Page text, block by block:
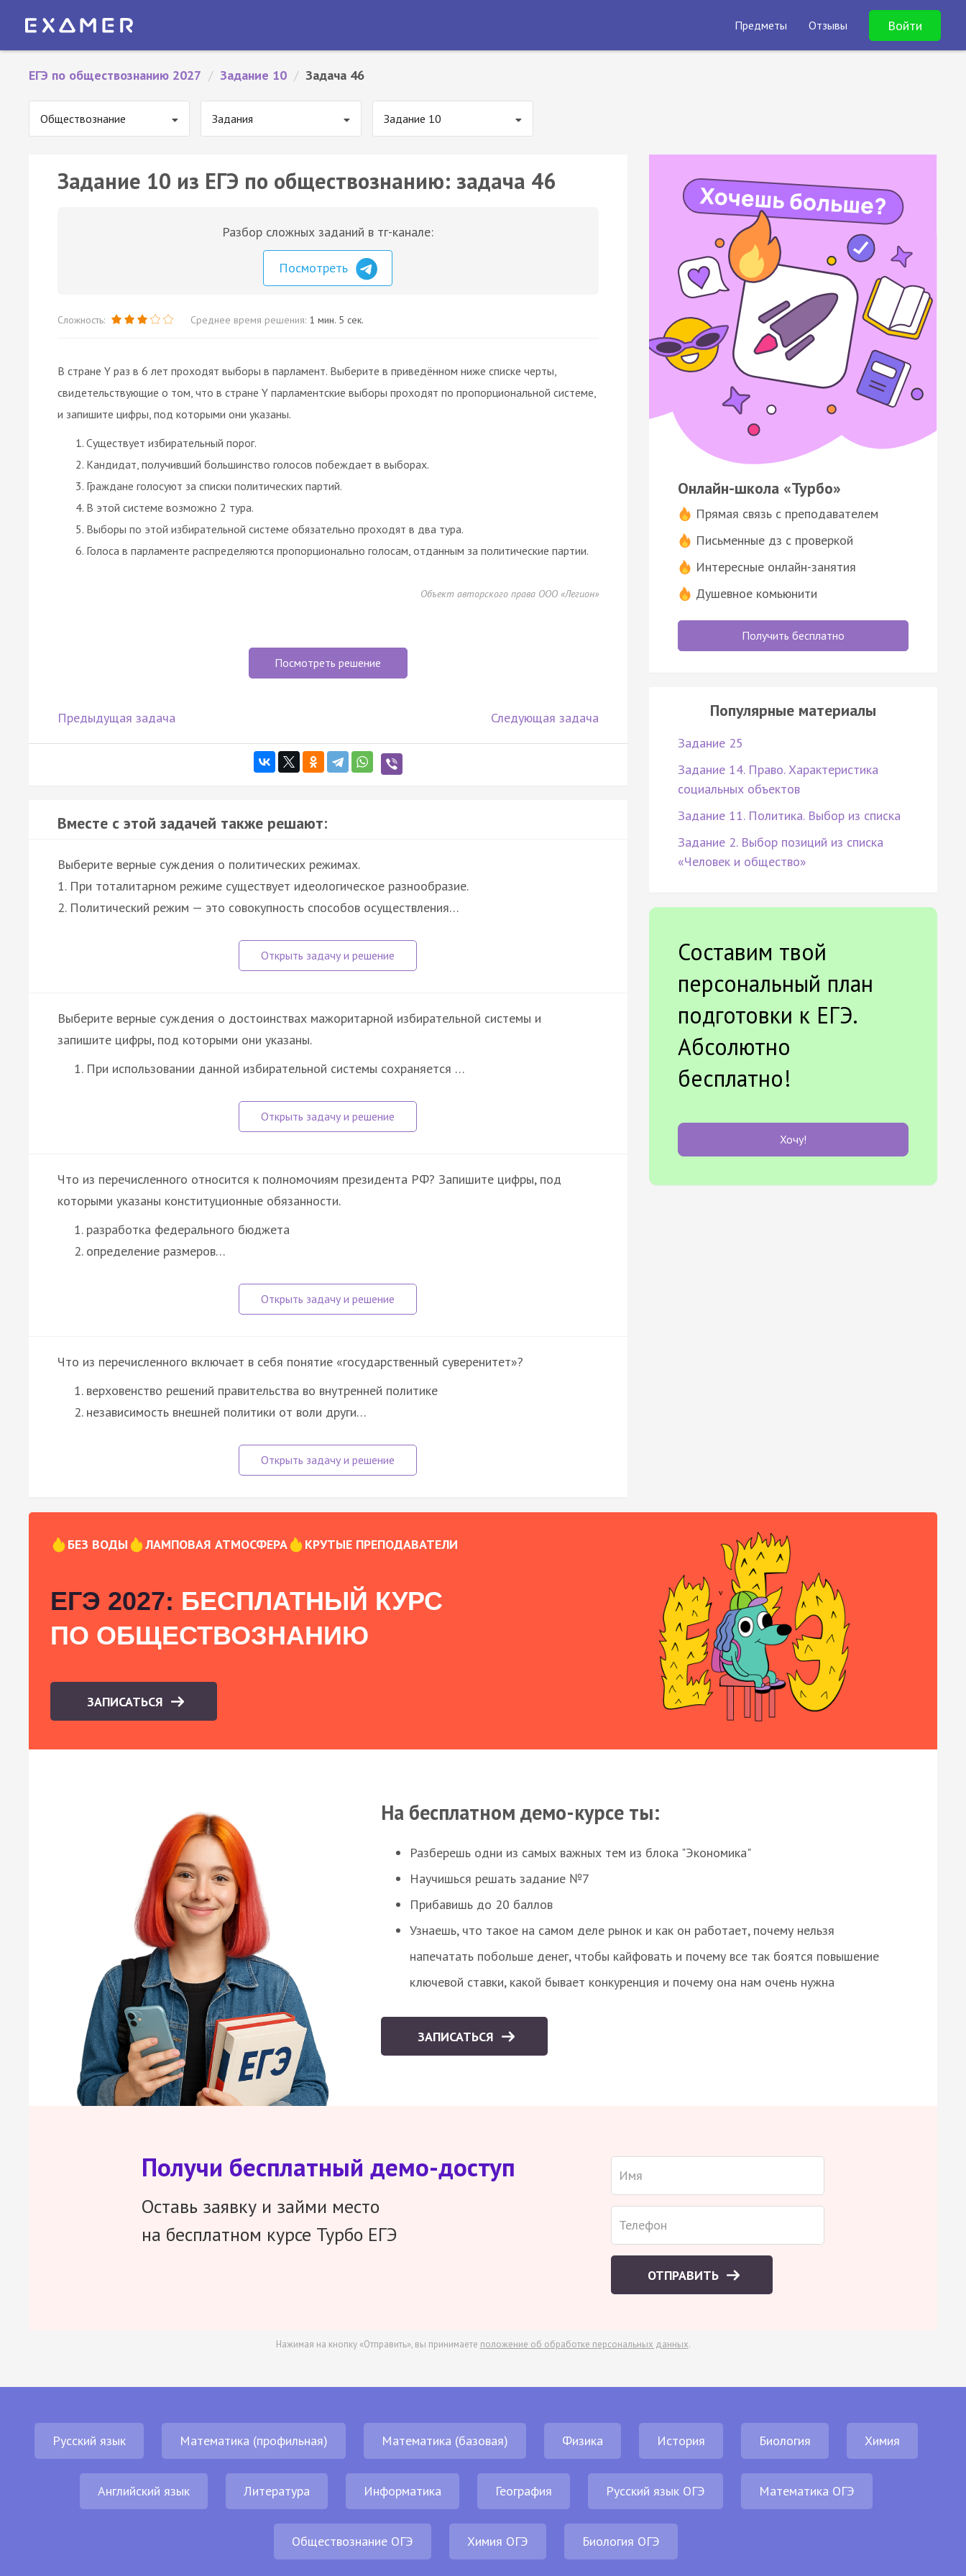
Предметы Отзывы Войти
ЕГЭ по обществознанию 2027 / Задание 10 / Задача 46
Обществознание Задания Задание 10
Задание 10 из ЕГЭ по обществознанию: задача 46
Разбор сложных заданий в тг-канале:
Посмотреть
Сложность: Среднее время решения: 1 мин. 5 сек.
В стране Y раз в 6 лет проходят выборы в парламент. Выберите в приведённом ниже списке черты,
свидетельствующие о том, что в стране Y парламентские выборы проходят по пропорциональной системе,
и запишите цифры, под которыми они указаны.
Существует избирательный порог.
Кандидат, получивший большинство голосов побеждает в выборах.
Граждане голосуют за списки политических партий.
В этой системе возможно 2 тура.
Выборы по этой избирательной системе обязательно проходят в два тура.
Голоса в парламенте распределяются пропорционально голосам, отданным за политические партии.
Объект авторского права ООО «Легион»
Посмотреть решение
Предыдущая задача Следующая задача
Вместе с этой задачей также решают:
Выберите верные суждения о политических режимах.
1. При тоталитарном режиме существует идеологическое разнообразие.
2. Политический режим — это совокупность способов осуществления…
Выберите верные суждения о достоинствах мажоритарной избирательной системы и
запишите цифры, под которыми они указаны.
При использовании данной избирательной системы сохраняется …
Что из перечисленного относится к полномочиям президента РФ? Запишите цифры, под
которыми указаны конституционные обязанности.
разработка федерального бюджета
определение размеров…
Что из перечисленного включает в себя понятие «государственный суверенитет»?
верховенство решений правительства во внутренней политике
независимость внешней политики от воли други…
Онлайн-школа «Турбо»
Прямая связь с преподавателем
Письменные дз с проверкой
Интересные онлайн-занятия
Душевное комьюнити
Получить бесплатно
Популярные материалы
Задание 25
Задание 14. Право. Характеристика
социальных объектов
Задание 11. Политика. Выбор из списка
Задание 2. Выбор позиций из списка
«Человек и общество»
Составим твой
персональный план
подготовки к ЕГЭ.
Абсолютно
бесплатно!
Хочу!
БЕЗ ВОДЫ ЛАМПОВАЯ АТМОСФЕРА КРУТЫЕ ПРЕПОДАВАТЕЛИ
ЕГЭ 2027: БЕСПЛАТНЫЙ КУРС
ПО ОБЩЕСТВОЗНАНИЮ
ЗАПИСАТЬСЯ
На бесплатном демо-курсе ты:
Разберешь одни из самых важных тем из блока "Экономика"
Научишься решать задание №7
Прибавишь до 20 баллов
Узнаешь, что такое на самом деле рынок и как он работает, почему нельзя
напечатать побольше денег, чтобы кайфовать и почему все так боятся повышение
ключевой ставки, какой бывает конкуренция и почему она нам очень нужна
ЗАПИСАТЬСЯ
Получи бесплатный демо-доступ
Оставь заявку и займи место
на бесплатном курсе Турбо ЕГЭ
ОТПРАВИТЬ
Нажимая на кнопку «Отправить», вы принимаете положение об обработке персональных данных.
Русский язык Математика (профильная) Математика (базовая) Физика История Биология Химия
Английский язык Литература Информатика География Русский язык ОГЭ Математика ОГЭ
Обществознание ОГЭ Химия ОГЭ Биология ОГЭ